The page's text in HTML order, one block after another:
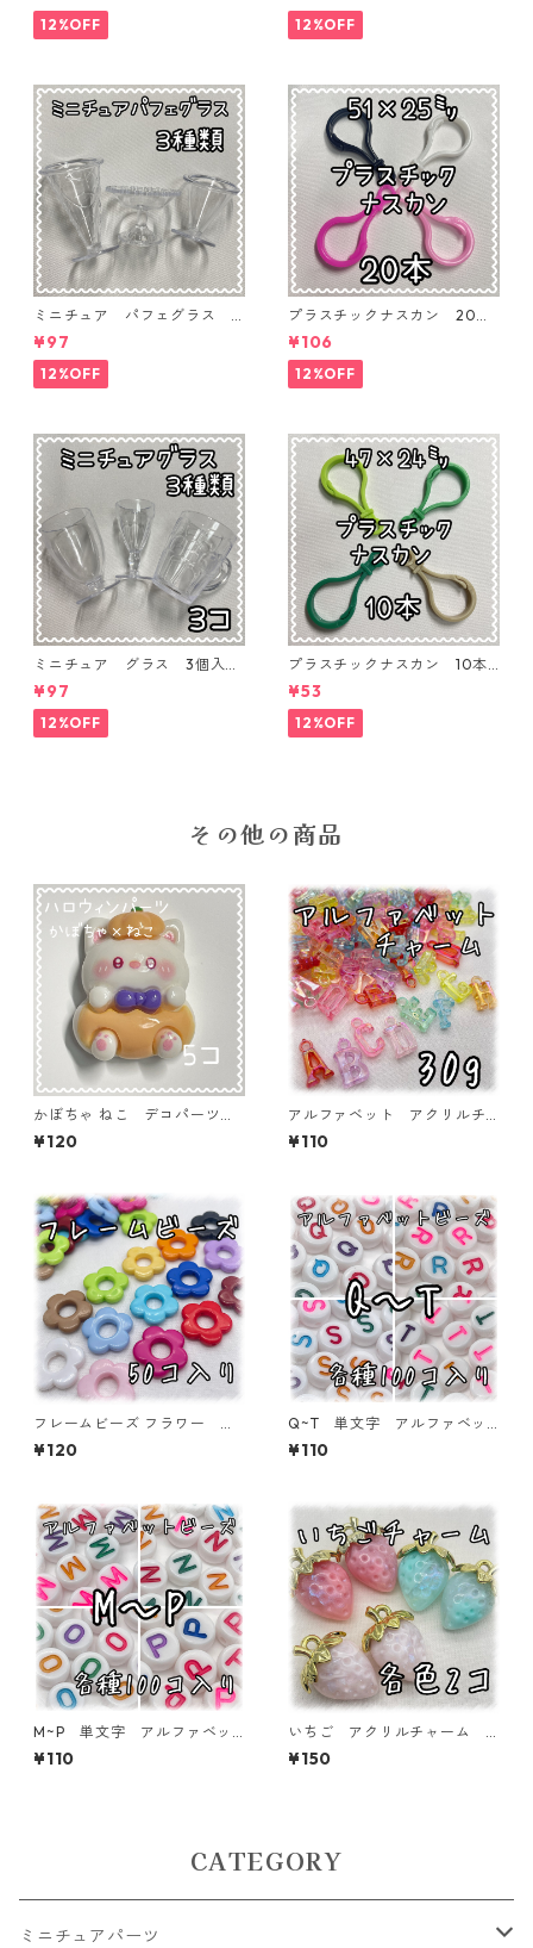
12%OFF 12%OFF
ミニチュア パフェグラス 3
個入り【MNT-GLS-3P-02】
¥97
12%OFF
プラスチックナスカン 20本
入り【PK-20】
¥106
12%OFF
ミニチュア グラス 3個入り
【MNT-GLS-3P-01】
¥97
12%OFF
プラスチックナスカン 10本
入り【PK-10】
¥53
12%OFF
その他の商品
かぼちゃ ねこ デコパーツ
ハロウィン 5個入り 貼り付
けパーツ【DP-HLW-ｋ4】
¥120
アルファベット アクリルチ
ャーム オーロラタイプ 30
ｇ 【ACM-EA-30G-AC】
¥110
フレームビーズ フラワー ミ
ックス 50個入り【AB‐FU1
5】
¥120
Q~T 単文字 アルファベッ
トビーズ 100個入り【AB‐E
A】
¥110
M~P 単文字 アルファベッ
トビーズ 100個入り【AB‐E
A】
¥110
いちご アクリルチャーム
各色2個入り 【ACM-ST-2
ｐ】
¥150
CATEGORY
ミニチュアパーツ